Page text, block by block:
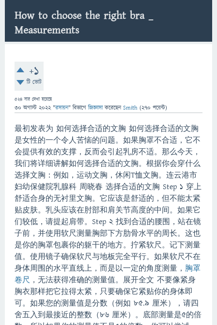
How to choose the right bra _
Measurements
+1
টি ভোট
524 বার দেখা হয়েছে
30 অগাস্ট 2022 "রসায়ন" বিভাগে জিজ্ঞাসাকরেছেনSmith (270 পয়েন্ট)
最初发表为 如何选择合适的文胸 如何选择合适的文胸
是女性的一个令人苦恼的问题。 如果胸罩不合适，它不
会提供有效的支撑，反而会引起乳房不适。 那么今天，
我们将详细讲解如何选择合适的文胸。 根据你会穿什么
选择文胸：例如，运动文胸，休闲T恤文胸。 连云港市
妇幼保健院乳腺科 周晓春 选择合适的文胸 Step 1 穿上
舒适合身的无衬里文胸。 它应该是舒适的，但不能太紧
贴皮肤。 乳头应该在肘部和肩关节高度的中间。 如果它
们较低，请提起肩带。 Step 2 找到合适的腰围，站在镜
子前， 并使用软尺测量胸部下方肋骨水平的周长。 这也
是你的胸罩包裹你的躯干的地方。 拧紧软尺。 记下测量
值。 使用镜子确保软尺与地板完全平行。 如果软尺不在
身体周围的水平直线上，而是以一定的角度测量， 胸罩
卷尺 ，无法获得准确的测量值。 展开全文 不要像紧身
胸衣那样把它拉得太紧，只要确保它紧贴你的身体即
可。 如果您的测量值是分数（例如 85.9 厘米），请四
舍五入到最接近的整数（86 厘米）。 底部测量是5的倍